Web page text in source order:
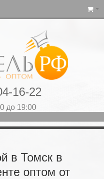
16-22
до 19:00
в Томск в
оптом от